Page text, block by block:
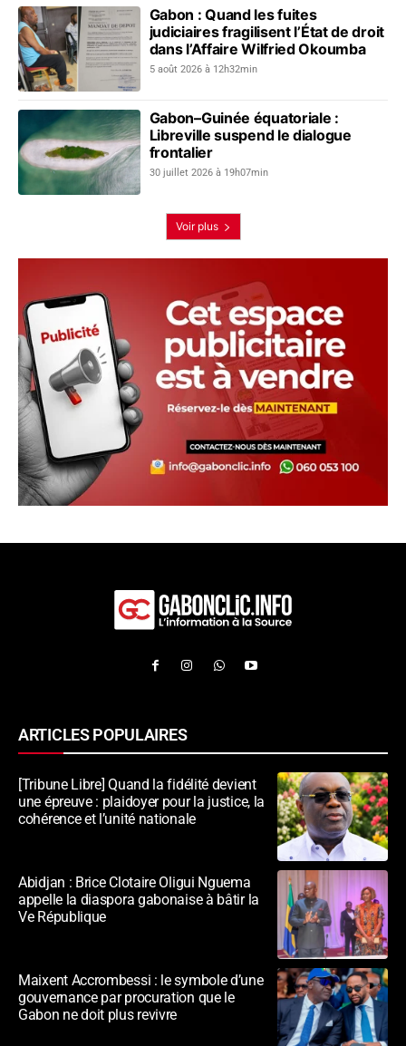
Gabon : Quand les fuites
judiciaires fragilisent l’État de droit
dans l’Affaire Wilfried Okoumba
5 août 2026 à 12h32min
Gabon–Guinée équatoriale :
Libreville suspend le dialogue
frontalier
30 juillet 2026 à 19h07min
Voir plus
ARTICLES POPULAIRES
[Tribune Libre] Quand la fidélité devient
une épreuve : plaidoyer pour la justice, la
cohérence et l’unité nationale
Abidjan : Brice Clotaire Oligui Nguema
appelle la diaspora gabonaise à bâtir la
Ve République
Maixent Accrombessi : le symbole d’une
gouvernance par procuration que le
Gabon ne doit plus revivre